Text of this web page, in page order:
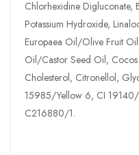
Chlorhexidine Digluconate,
Potassium Hydroxide,
Europaea Oil/Olive Fruit
Oil/Castor Seed Oil,
Cholesterol, Citronellol,
15985/Yellow 6, CI 19140/
C216880/1.